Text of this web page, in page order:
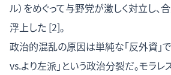
ル）をめぐって与野党が激しく対立し、
浮上した [2]。
政治的混乱の原因は単純な「反外資」
vs.より左派」という政治分裂だ。モラ